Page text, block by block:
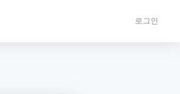
로그인